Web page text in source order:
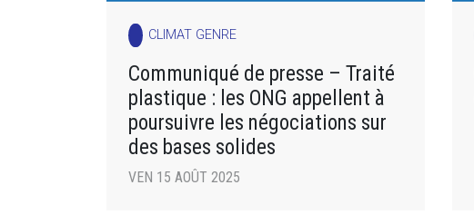
CLIMAT GENRE
Communiqué de presse – Traité
plastique : les ONG appellent à
poursuivre les négociations sur
des bases solides
VEN 15 AOÛT 2025